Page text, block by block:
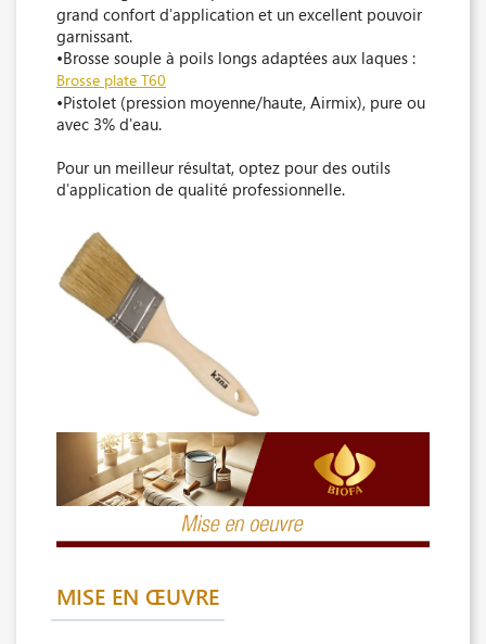
grand confort d'application et un excellent pouvoir
garnissant.
•Brosse souple à poils longs adaptées aux laques :
Brosse plate T60
•Pistolet (pression moyenne/haute, Airmix), pure ou
avec 3% d'eau.
Pour un meilleur résultat, optez pour des outils
d'application de qualité professionnelle.
MISE EN ŒUVRE